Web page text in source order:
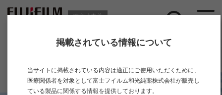
臨床検査薬
ニュース
掲載されている情報について
当サイトに掲載されている内容は適正にご使用いただくために、
医療関係者を対象として富士フイルム和光純薬株式会社が販売し
ている製品に関係する情報を提供しております。